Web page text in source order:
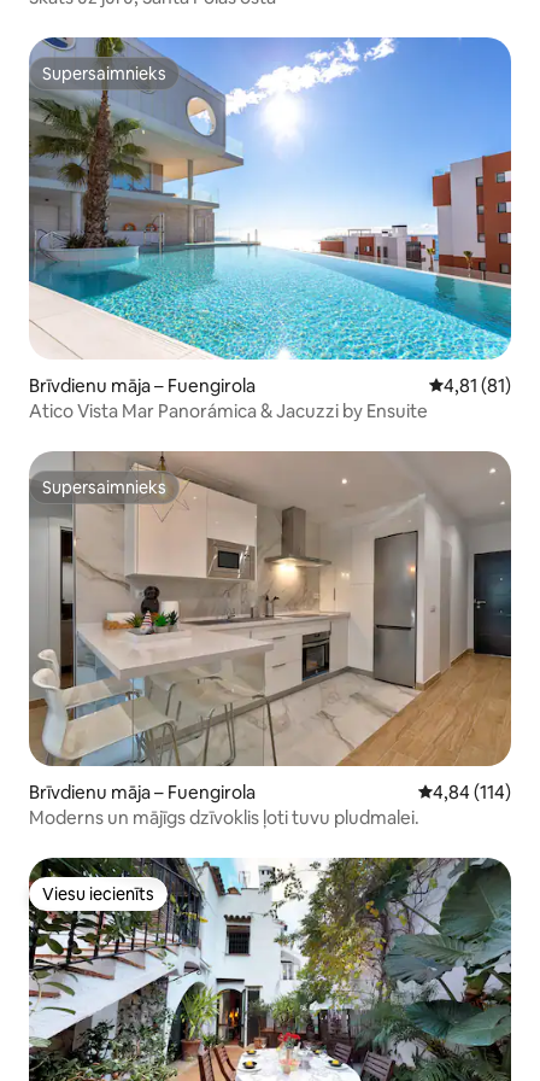
Supersaimnieks
Supersaimnieks
Brīvdienu māja – Fuengirola Vidējais
4,81 (81)
Atico Vista Mar Panorámica & Jacuzzi by Ensuite
Supersaimnieks
Supersaimnieks
Brīvdienu māja – Fuengirola Vidējais
4,84 (114)
Moderns un mājīgs dzīvoklis ļoti tuvu pludmalei.
Viesu iecienīts
Viesu iecienīts